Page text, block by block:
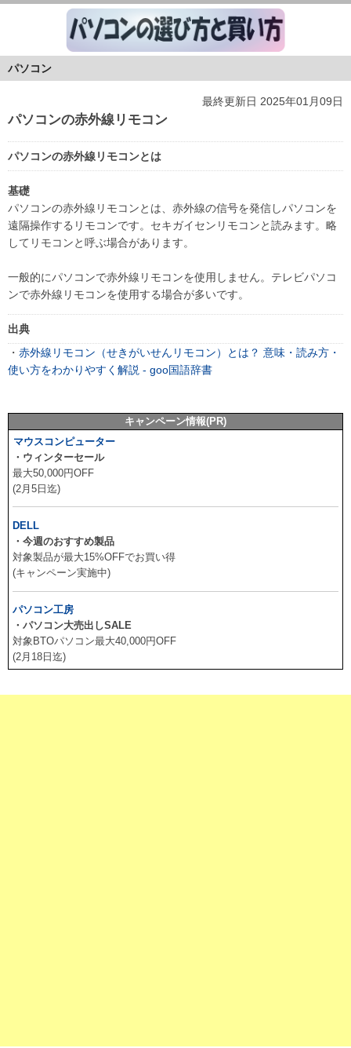
パソコン
最終更新日 2025年01月09日
パソコンの赤外線リモコン
パソコンの赤外線リモコンとは
基礎
パソコンの赤外線リモコンとは、赤外線の信号を発信しパソコンを
遠隔操作するリモコンです。セキガイセンリモコンと読みます。略
してリモコンと呼ぶ場合があります。
一般的にパソコンで赤外線リモコンを使用しません。テレビパソコ
ンで赤外線リモコンを使用する場合が多いです。
出典
・ 赤外線リモコン（せきがいせんリモコン）とは？ 意味・読み方・
使い方をわかりやすく解説 - goo国語辞書
キャンペーン情報(PR)
マウスコンピューター
・ウィンターセール
最大50,000円OFF
(2月5日迄)
DELL
・今週のおすすめ製品
対象製品が最大15%OFFでお買い得
(キャンペーン実施中)
パソコン工房
・パソコン大売出しSALE
対象BTOパソコン最大40,000円OFF
(2月18日迄)